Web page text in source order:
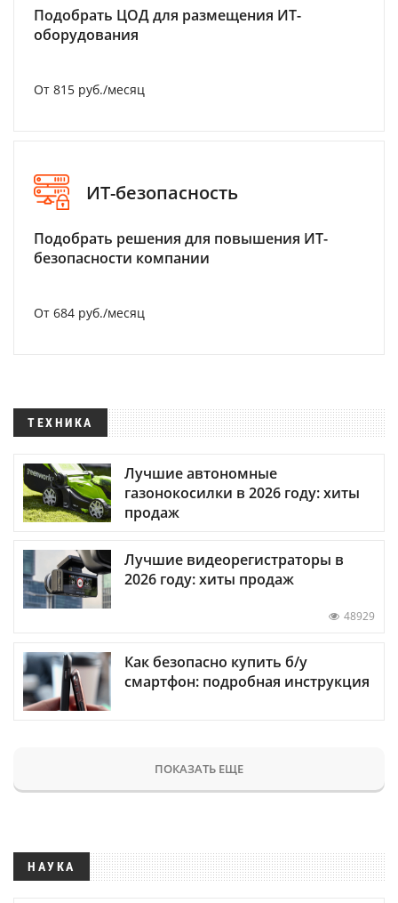
Подобрать ЦОД для размещения ИТ-
оборудования
От 815 руб./месяц
ИТ-безопасность
Подобрать решения для повышения ИТ-
безопасности компании
От 684 руб./месяц
ТЕХНИКА
Лучшие автономные
газонокосилки в 2026 году: хиты
продаж
Лучшие видеорегистраторы в
2026 году: хиты продаж
48929
Как безопасно купить б/у
смартфон: подробная инструкция
ПОКАЗАТЬ ЕЩЕ
НАУКА